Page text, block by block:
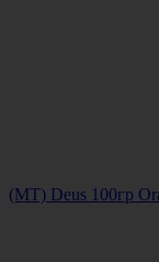
(МТ) Deus 100гр